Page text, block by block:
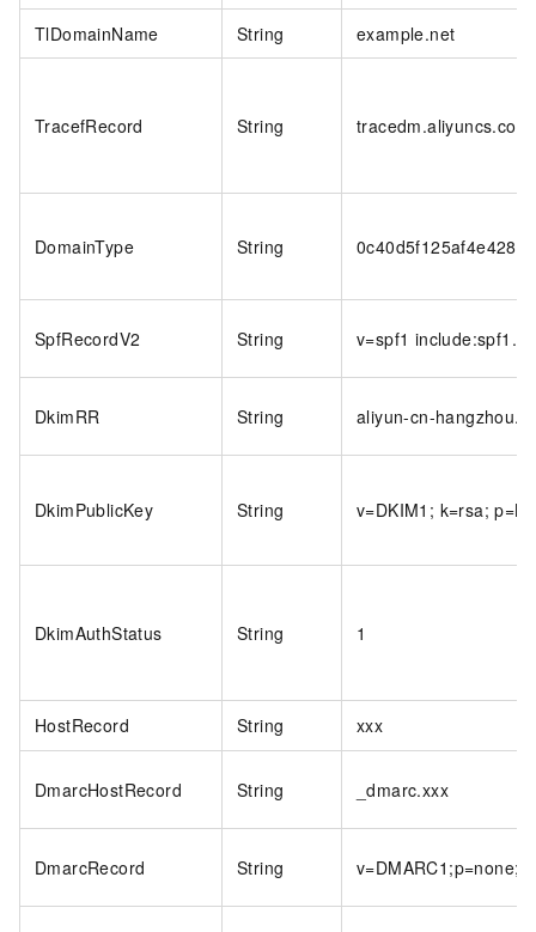
TlDomainName String example.net
TracefRecord String tracedm.aliyuncs.com
DomainType String
SpfRecordV2 String v=spf1
DkimRR String aliyun-cn-
DkimPublicKey String v=DKIM1; k=rsa;
DkimAuthStatus String 1
HostRecord String xxx
DmarcHostRecord String _dmarc.xxx
DmarcRecord String